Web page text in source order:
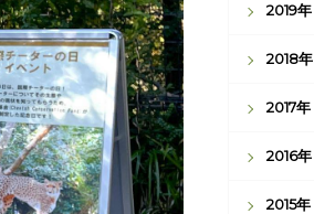
2019年
2018年
2017年
2016年
2015年